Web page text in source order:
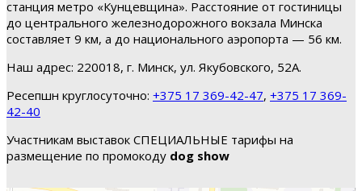
станция метро «Кунцевщина». Расстояние от гостиницы
до центрального железнодорожного вокзала Минска
составляет 9 км, а до национального аэропорта — 56 км.
Наш адрес: 220018, г. Минск, ул. Якубовского, 52А.
Ресепшн круглосуточно: +375 17 369-42-47, +375 17 369-
42-40
Участникам выставок СПЕЦИАЛЬНЫЕ тарифы на
размещение по промокоду dog show